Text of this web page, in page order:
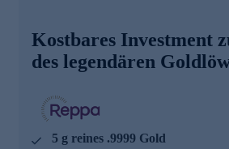
5g Gold 5 Jahre Löwe de Greef/
Jubiläum: 5 Jahre Goldlöwe 2020
5 g reines .9999 Gold
Erhaltung: Prooflike - PL
mit Echtheitszertifikat
Kostbares Investment
des legendären
5 g reines .9999 Gold